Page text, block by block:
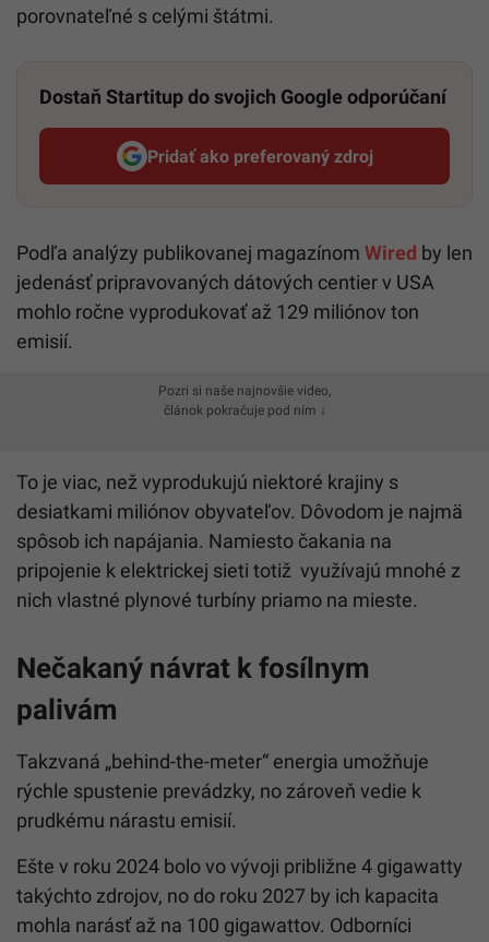
porovnateľné s celými štátmi.
Dostaň Startitup do svojich Google odporúčaní
Pridať ako preferovaný zdroj
Startitup, odkaz sa otvorí v
Podľa analýzy publikovanej magazínom Wired by len
jedenásť pripravovaných dátových centier v USA
mohlo ročne vyprodukovať až 129 miliónov ton
emisií.
Pozri si naše najnovšie video,
článok pokračuje pod ním ↓
To je viac, než vyprodukujú niektoré krajiny s
desiatkami miliónov obyvateľov. Dôvodom je najmä
spôsob ich napájania. Namiesto čakania na
pripojenie k elektrickej sieti totiž využívajú mnohé z
nich vlastné plynové turbíny priamo na mieste.
Nečakaný návrat k fosílnym
palivám
Takzvaná „behind-the-meter“ energia umožňuje
rýchle spustenie prevádzky, no zároveň vedie k
prudkému nárastu emisií.
Ešte v roku 2024 bolo vo vývoji približne 4 gigawatty
takýchto zdrojov, no do roku 2027 by ich kapacita
mohla narásť až na 100 gigawattov. Odborníci